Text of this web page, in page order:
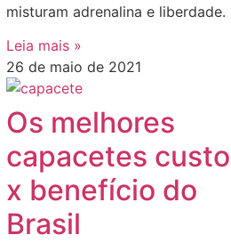
misturam adrenalina e liberdade.
Leia mais »
26 de maio de 2021
Os melhores
capacetes custo
x benefício do
Brasil